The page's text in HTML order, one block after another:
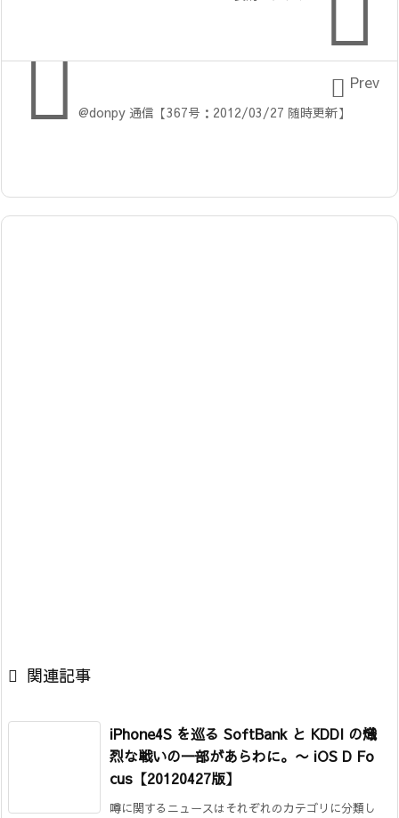
@donpy 通信【367号：2012/03/27 随時更新】
 Prev
 関連記事
iPhone4S を巡る SoftBank と KDDI の熾
烈な戦いの一部があらわに。 〜 iOS D Fo
cus【20120427版】
噂に関するニュースはそれぞれのカテゴリに分類し